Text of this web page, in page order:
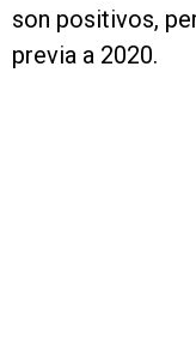
son positivos,
previa a 2020.